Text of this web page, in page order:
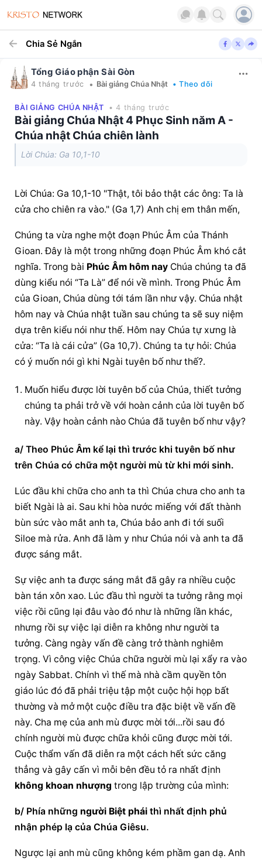
Chia Sẻ Ngắn
Tổng Giáo phận Sài Gòn
4 tháng trước • Bài giảng Chúa Nhật • Theo dõi
BÀI GIẢNG CHÚA NHẬT • 4 tháng trước
Bài giảng Chúa Nhật 4 Phục Sinh năm A -
Chúa nhật Chúa chiên lành
Lời Chúa: Ga 10,1-10
Lời Chúa: Ga 10,1-10 "Thật, tôi bảo thật các ông: Ta là
cửa cho chiên ra vào." (Ga 1,7) Anh chị em thân mến,
Chúng ta vừa nghe một đoạn Phúc Âm của Thánh
Gioan. Đây là một trong những đoạn Phúc Âm khó cắt
nghĩa. Trong bài Phúc Âm hôm nay Chúa chúng ta đã
dùng kiểu nói “Ta Là” để nói về mình. Trong Phúc Âm
của Gioan, Chúa dùng tới tám lần như vậy. Chúa nhật
hôm nay và Chúa nhật tuần sau chúng ta sẽ suy niệm
dựa trên kiểu nói như thế. Hôm nay Chúa tự xưng là
cửa: “Ta là cái cửa” (Ga 10,7). Chúng ta tự hỏi: Chúa
có ý muốn nói gì khi Ngài tuyên bố như thế?.
Muốn hiểu được lời tuyên bố của Chúa, thiết tưởng
chúng ta phải trở về với hoàn cảnh của lời tuyên bố
này. Vậy hoàn cảnh nào Chúa đã tuyên bố như vậy?
a/ Theo Phúc Âm kể lại thì trước khi tuyên bố như
trên Chúa có chữa một người mù từ khi mới sinh.
Lúc đầu khi chữa cho anh ta thì Chúa chưa cho anh ta
biết Ngài là ai. Sau khi hòa nước miếng với đất thành
bùn sức vào mắt anh ta, Chúa bảo anh đi tới suối
Siloe mà rửa. Anh đã làm y như Chúa nói và anh ta đã
được sáng mắt.
Sự việc anh ta được sáng mắt đã gây ra nhiều cuộc
bàn tán xôn xao. Lúc đầu thì người ta tưởng rằng mọi
việc rồi cũng lại đâu vào đó như là những lần khác,
nhưng rồi sự việc lại diễn ra không như người ta
tưởng. Càng ngày vấn đề càng trở thành nghiêm
trọng. Vì công việc Chúa chữa người mù lại xẩy ra vào
ngày Sabbat. Chính vì thế mà nhà cầm quyền tôn
giáo lúc đó đã phải triệu tập một cuộc hội họp bất
thường và mở một cuộc điều tra đặc biệt về vấn đề
này. Cha mẹ của anh mù được mời tới...rồi sau đó
chính người mù được chữa khỏi cũng được mời tới.
Cuộc thẩm vấn đã diễn ra một cách hết sức căng
không khoan nhượng trong lập trường của mình:
b/ Phía những người Biệt phái thì nhất định phủ
nhận phép lạ của Chúa Giêsu.
Ngược lại anh mù cũng không kém phầm gan dạ. Anh